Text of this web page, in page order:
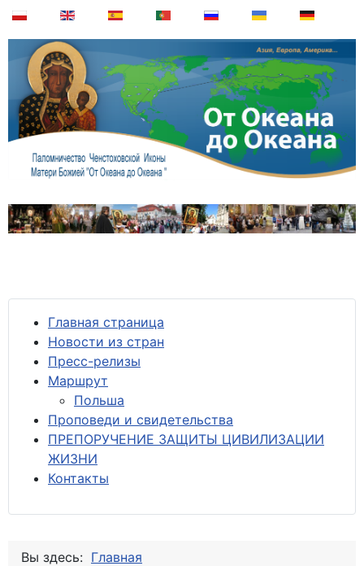
Главная страница
Новости из стран
Пресс-релизы
Маршрут
Польша
Проповеди и свидетельства
ПРЕПОРУЧЕНИЕ ЗАЩИТЫ ЦИВИЛИЗАЦИИ
ЖИЗНИ
Контакты
Вы здесь: Главная